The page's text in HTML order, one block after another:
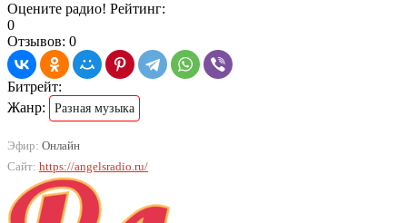
Оцените радио! Рейтинг:
0
Отзывов: 0
Битрейт:
Жанр:
Разная музыка
Эфир: Онлайн
Сайт: https://angelsradio.ru/